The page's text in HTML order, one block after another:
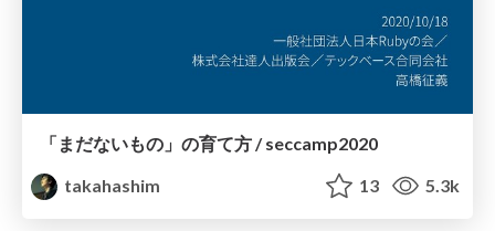
「まだないもの」の育て方 / seccamp2020
takahashim
13 5.3k